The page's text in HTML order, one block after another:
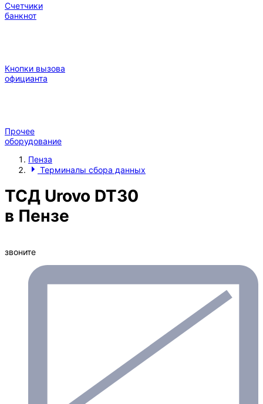
Счетчики
банкнот
Кнопки вызова
официанта
Прочее
оборудование
Пенза
Терминалы сбора данных
ТСД Urovo DT30
в Пензе
звоните